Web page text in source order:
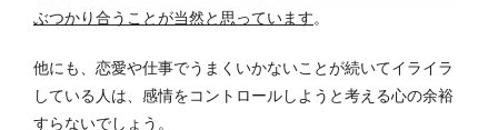
ぶつかり合うことが当然と思っています。
他にも、恋愛や仕事でうまくいかないことが続いてイライラ
している人は、感情をコントロールしようと考える心の余裕
すらないでしょう。